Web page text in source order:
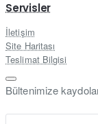
Servisler
İletişim
Site Haritası
Teslimat Bilgisi
Bültenimize